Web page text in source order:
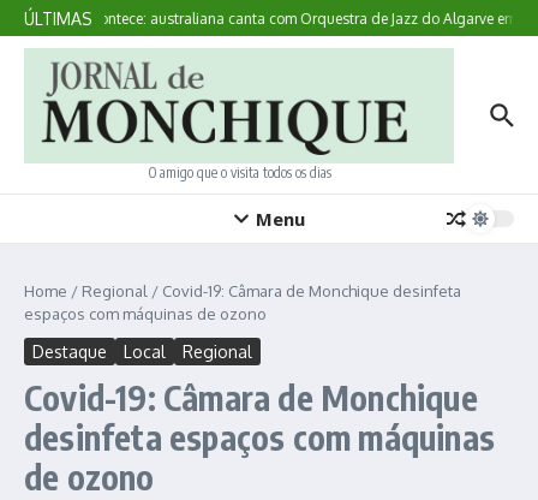
Ir para o conteúdo
ÚLTIMAS
Aqui Acontece: australiana canta com Orquestra de Jazz do Algarve em
O amigo que o visita todos os dias
Menu
Home / Regional / Covid-19: Câmara de Monchique desinfeta
espaços com máquinas de ozono
Destaque Local Regional
Covid-19: Câmara de Monchique
desinfeta espaços com máquinas
de ozono